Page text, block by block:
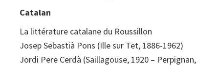
Catalan
La littérature catalane du Roussillon
Josep Sebastià Pons (Ille sur Tet, 1886-1962)
Jordi Pere Cerdà (Saillagouse, 1920 – Perpignan,